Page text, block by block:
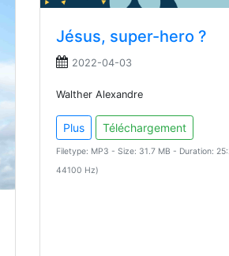
Jésus, super-hero ?
2022-04-03
Walther Alexandre
Plus Téléchargement
Filetype: MP3 - Size: 31.7 MB - Duration:
44100 Hz)